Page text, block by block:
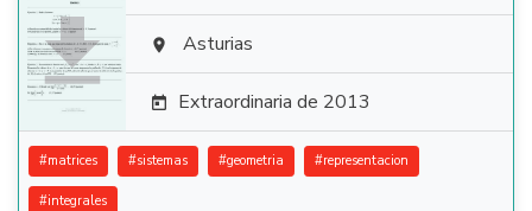
  Asturias
 Extraordinaria de 2013
#matrices #sistemas #geometria #representacion
#integrales